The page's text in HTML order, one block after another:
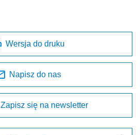
Wersja do druku
Napisz do nas
Zapisz się na newsletter